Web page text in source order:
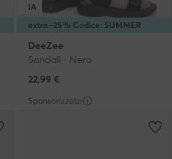
extra -25% Codice: SUMMER
IA
DeeZee
Sandali · Nero
22,99 €
Sponsorizzato